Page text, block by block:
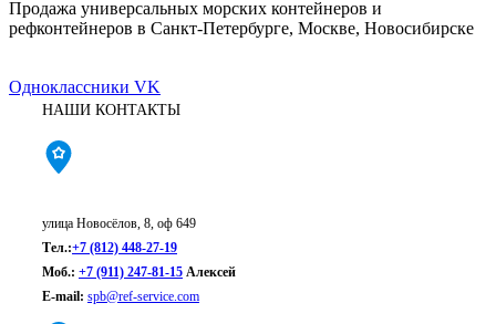
Продажа универсальных морских контейнеров и
рефконтейнеров в Санкт-Петербурге, Москве, Новосибирске
Одноклассники VK
НАШИ КОНТАКТЫ
улица Новосёлов, 8, оф 649
Тел.:+7 (812) 448-27-19
Моб.: +7 (911) 247-81-15 Алексей
E-mail: spb@ref-service.com